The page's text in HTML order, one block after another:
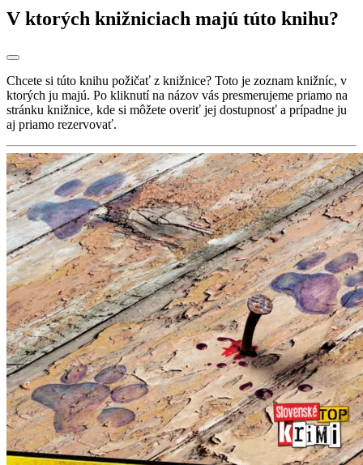
V ktorých knižniciach majú túto knihu?
Chcete si túto knihu požičať z knižnice? Toto je zoznam knižníc, v
ktorých ju majú. Po kliknutí na názov vás presmerujeme priamo na
stránku knižnice, kde si môžete overiť jej dostupnosť a prípadne ju
aj priamo rezervovať.